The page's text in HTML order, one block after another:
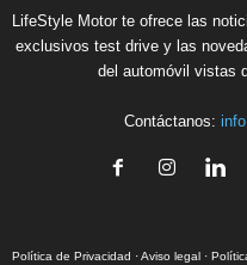
LifeStyle Motor te ofrece las
exclusivos test drive y las
del automóvil vistas
Contáctanos:
Política de Privacidad ·Aviso legal ·